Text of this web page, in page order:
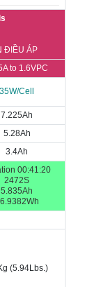
ĐIỀU ÁP
to 1.6VPC
35W/Cell
7.225Ah
5.28Ah
3.4Ah
00:41:20
2472S
5.835Ah
(5.94Lbs.)